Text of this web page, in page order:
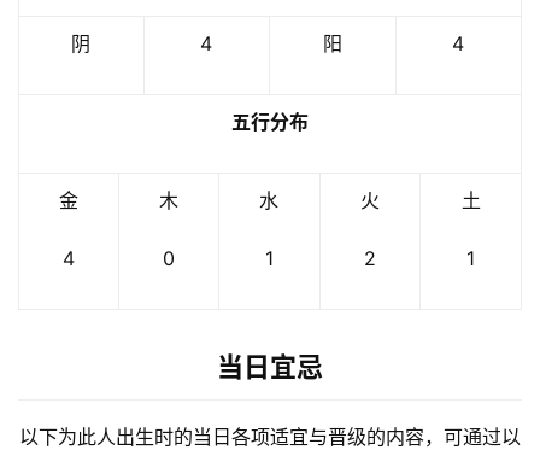
阴 4 阳 4
五行分布
金
4
木
0
水
1
火
2
土
1
当日宜忌
以下为此人出生时的当日各项适宜与晋级的内容，可通过以